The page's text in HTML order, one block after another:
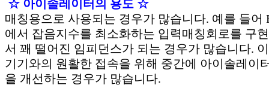
☆ 아이솔레이터의 용도 ☆
매칭용으로 사용되는 경우가 많습니다. 예를 들어
에서 잡음지수를 최소화하는 입력매칭회로를 구
서 꽤 떨어진 임피던스가 되는 경우가 많습니다.
기기와의 원활한 접속을 위해 중간에 아이솔레이
을 개선하는 경우가 많습니다.